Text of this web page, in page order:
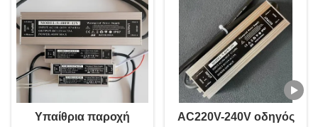
Υπαίθρια παροχή
AC220V-240V οδηγός